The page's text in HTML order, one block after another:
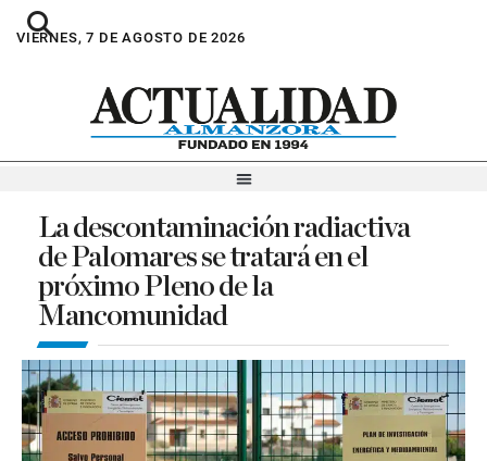
VIERNES, 7 DE AGOSTO DE 2026
La descontaminación radiactiva
de Palomares se tratará en el
próximo Pleno de la
Mancomunidad